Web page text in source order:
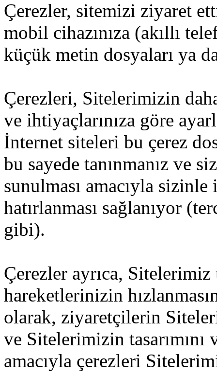
Çerezler, sitemizi ziyaret
mobil cihazınıza (akıllı
küçük metin dosyaları ya
Çerezleri, Sitelerimizin
ve ihtiyaçlarınıza göre
İnternet siteleri bu çerez
bu sayede tanınmanız ve
sunulması amacıyla
hatırlanması sağlanıyor
gibi).
Çerezler ayrıca,
hareketlerinizin
olarak, ziyaretçilerin
ve Sitelerimizin tasarımını
amacıyla çerezleri